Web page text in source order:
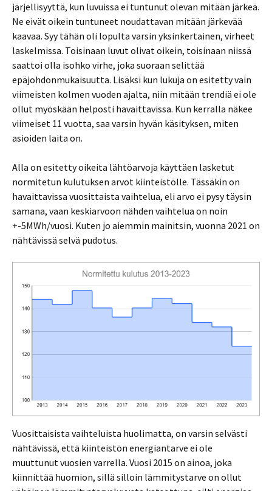
järjellisyyttä, kun luvuissa ei tuntunut olevan mitään järkeä.
Ne eivät oikein tuntuneet noudattavan mitään järkevää
kaavaa. Syy tähän oli lopulta varsin yksinkertainen, virheet
laskelmissa. Toisinaan luvut olivat oikein, toisinaan niissä
saattoi olla isohko virhe, joka suoraan selittää
epäjohdonmukaisuutta. Lisäksi kun lukuja on esitetty vain
viimeisten kolmen vuoden ajalta, niin mitään trendiä ei ole
ollut myöskään helposti havaittavissa. Kun kerralla näkee
viimeiset 11 vuotta, saa varsin hyvän käsityksen, miten
asioiden laita on.
Alla on esitetty oikeita lähtöarvoja käyttäen lasketut
normitetun kulutuksen arvot kiinteistölle. Tässäkin on
havaittavissa vuosittaista vaihtelua, eli arvo ei pysy täysin
samana, vaan keskiarvoon nähden vaihtelua on noin
+-5MWh/vuosi. Kuten jo aiemmin mainitsin, vuonna 2021 on
nähtävissä selvä pudotus.
Vuosittaisista vaihteluista huolimatta, on varsin selvästi
nähtävissä, että kiinteistön energiantarve ei ole
muuttunut vuosien varrella. Vuosi 2015 on ainoa, joka
kiinnittää huomion, sillä silloin lämmitystarve on ollut